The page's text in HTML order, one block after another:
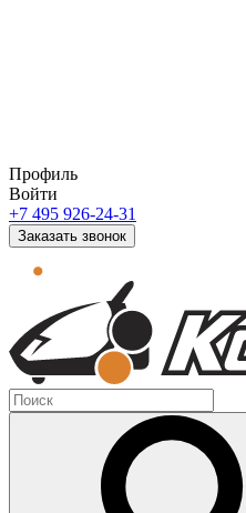
Профиль
Войти
+7 495 926-24-31
Заказать звонок